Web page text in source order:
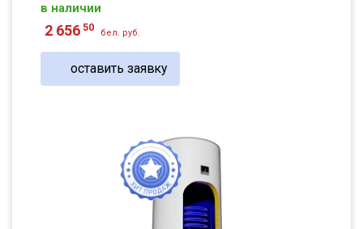
в наличии
2 656 50 бел. руб.
оставить заявку